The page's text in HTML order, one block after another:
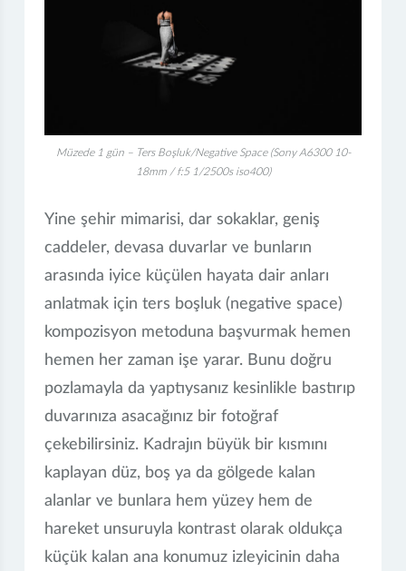
Müzede 1 gün – Ters Boşluk/Negative Space (Sony A6300 10-
18mm / f:5 1/2500s iso400)
Yine şehir mimarisi, dar sokaklar, geniş
caddeler, devasa duvarlar ve bunların
arasında iyice küçülen hayata dair anları
anlatmak için ters boşluk (negative space)
kompozisyon metoduna başvurmak hemen
hemen her zaman işe yarar. Bunu doğru
pozlamayla da yaptıysanız kesinlikle bastırıp
duvarınıza asacağınız bir fotoğraf
çekebilirsiniz. Kadrajın büyük bir kısmını
kaplayan düz, boş ya da gölgede kalan
alanlar ve bunlara hem yüzey hem de
hareket unsuruyla kontrast olarak oldukça
küçük kalan ana konumuz izleyicinin daha